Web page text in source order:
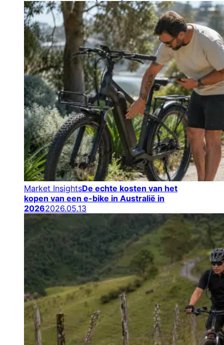
Market InsightsDe echte kosten van het
kopen van een e-bike in Australië in
20262026.05.13